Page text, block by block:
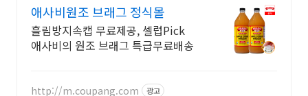
애사비원조 브래그 정식몰
흘림방지속캡 무료제공, 셀럽Pick
애사비의 원조 브래그 특급무료배송
http://m.coupang.com 광고